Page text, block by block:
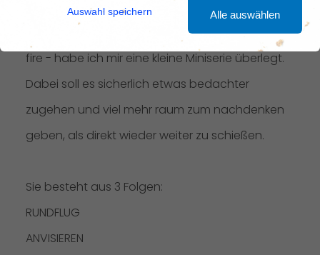
Angelehnt an das amerikanische - ready, aim,
fire - habe ich mir eine kleine Miniserie überlegt.
Dabei soll es sicherlich etwas bedachter
zugehen und viel mehr raum zum nachdenken
geben, als direkt wieder weiter zu schießen.
Sie besteht aus 3 Folgen:
RUNDFLUG
ANVISIEREN
Auswahl speichern Alle auswählen